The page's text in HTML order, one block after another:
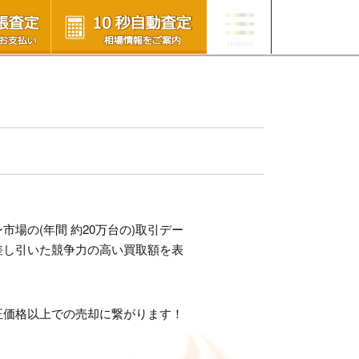
場の(年間 約20万台の)取引デー
引いた競争力の高い買取額を表
格以上での売却に繋がります！